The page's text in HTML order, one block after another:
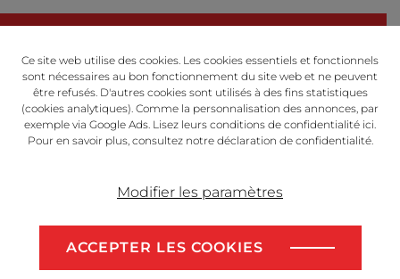
Powered by
Disclaimer
Ce site web utilise des cookies. Les cookies essentiels et fonctionnels
sont nécessaires au bon fonctionnement du site web et ne peuvent
être refusés. D'autres cookies sont utilisés à des fins statistiques
(cookies analytiques). Comme la personnalisation des annonces, par
exemple via Google Ads. Lisez leurs conditions de confidentialité ici.
Pour en savoir plus, consultez notre déclaration de confidentialité​​​​​​​.
Modifier les paramètres
ACCEPTER LES COOKIES